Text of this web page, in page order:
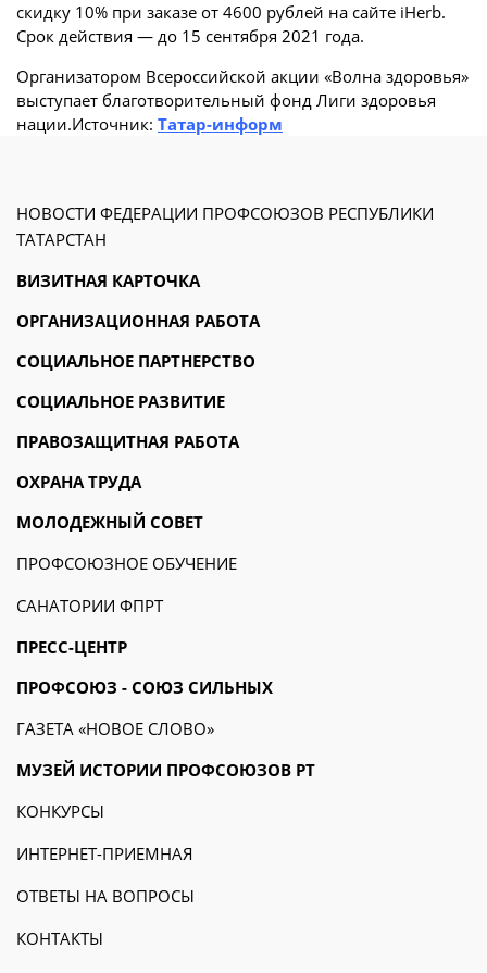
скидку 10% при заказе от 4600 рублей на сайте iHerb.
Срок действия — до 15 сентября 2021 года.
Организатором Всероссийской акции «Волна здоровья»
выступает благотворительный фонд Лиги здоровья
нации.Источник: Татар-информ
НОВОСТИ ФЕДЕРАЦИИ ПРОФСОЮЗОВ РЕСПУБЛИКИ
ТАТАРСТАН
ВИЗИТНАЯ КАРТОЧКА
ОРГАНИЗАЦИОННАЯ РАБОТА
СОЦИАЛЬНОЕ ПАРТНЕРСТВО
СОЦИАЛЬНОЕ РАЗВИТИЕ
ПРАВОЗАЩИТНАЯ РАБОТА
ОХРАНА ТРУДА
МОЛОДЕЖНЫЙ СОВЕТ
ПРОФСОЮЗНОЕ ОБУЧЕНИЕ
САНАТОРИИ ФПРТ
ПРЕСС-ЦЕНТР
ПРОФСОЮЗ - СОЮЗ СИЛЬНЫХ
ГАЗЕТА «НОВОЕ СЛОВО»
МУЗЕЙ ИСТОРИИ ПРОФСОЮЗОВ РТ
КОНКУРСЫ
ИНТЕРНЕТ-ПРИЕМНАЯ
ОТВЕТЫ НА ВОПРОСЫ
КОНТАКТЫ